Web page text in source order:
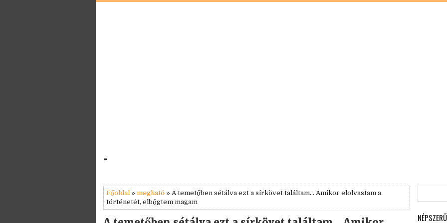
-
Főoldal » megható » A temetőben sétálva ezt a sírkövet találtam... Amikor elolvastam a
történetét, elbőgtem magam